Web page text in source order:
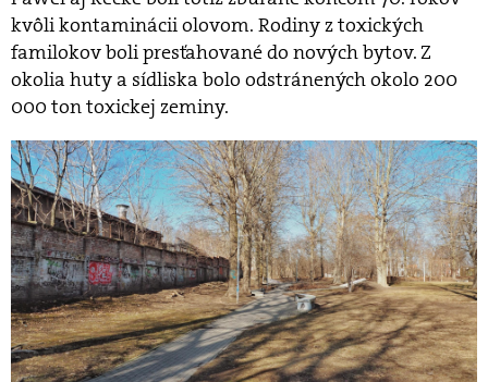
kvôli kontaminácii olovom. Rodiny z toxických
familokov boli presťahované do nových bytov. Z
okolia huty a sídliska bolo odstránených okolo 200
000 ton toxickej zeminy.